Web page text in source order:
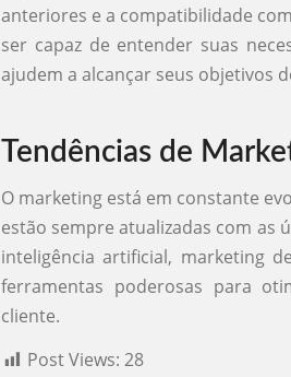
anteriores e a compatibilidade
ser capaz de entender suas
ajudem a alcançar seus objetivos
Tendências de
O marketing está em constante
estão sempre atualizadas com as
inteligência artificial, marketing
ferramentas poderosas para
cliente.
Post Views: 28